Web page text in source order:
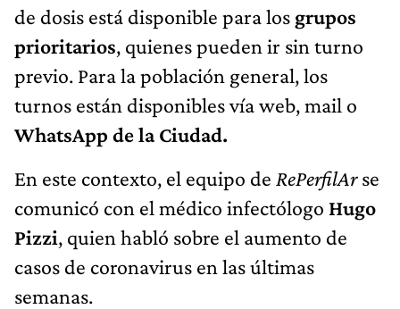
de dosis está disponible para los grupos
prioritarios, quienes pueden ir sin turno
previo. Para la población general, los
turnos están disponibles vía web, mail o
WhatsApp de la Ciudad.
En este contexto, el equipo de RePerfilArse
comunicó con el médico infectólogo Hugo
Pizzi, quien habló sobre el aumento de
casos de coronavirus en las últimas
semanas.